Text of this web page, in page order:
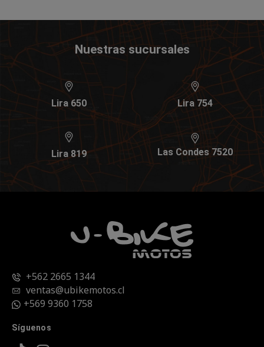
Nuestras sucursales
Lira 650 Lira 754
Lira 819 Las Condes 7520
+562 2665 1344
ventas@ubikemotos.cl
+569 9360 1758
Síguenos